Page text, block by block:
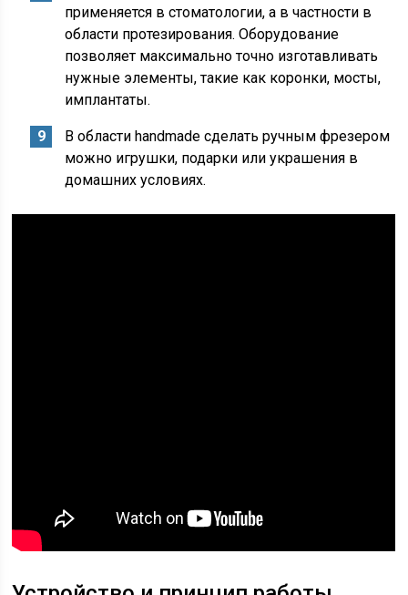
применяется в стоматологии, а в частности в
области протезирования. Оборудование
позволяет максимально точно изготавливать
нужные элементы, такие как коронки, мосты,
имплантаты.
В области handmade сделать ручным фрезером
можно игрушки, подарки или украшения в
домашних условиях.